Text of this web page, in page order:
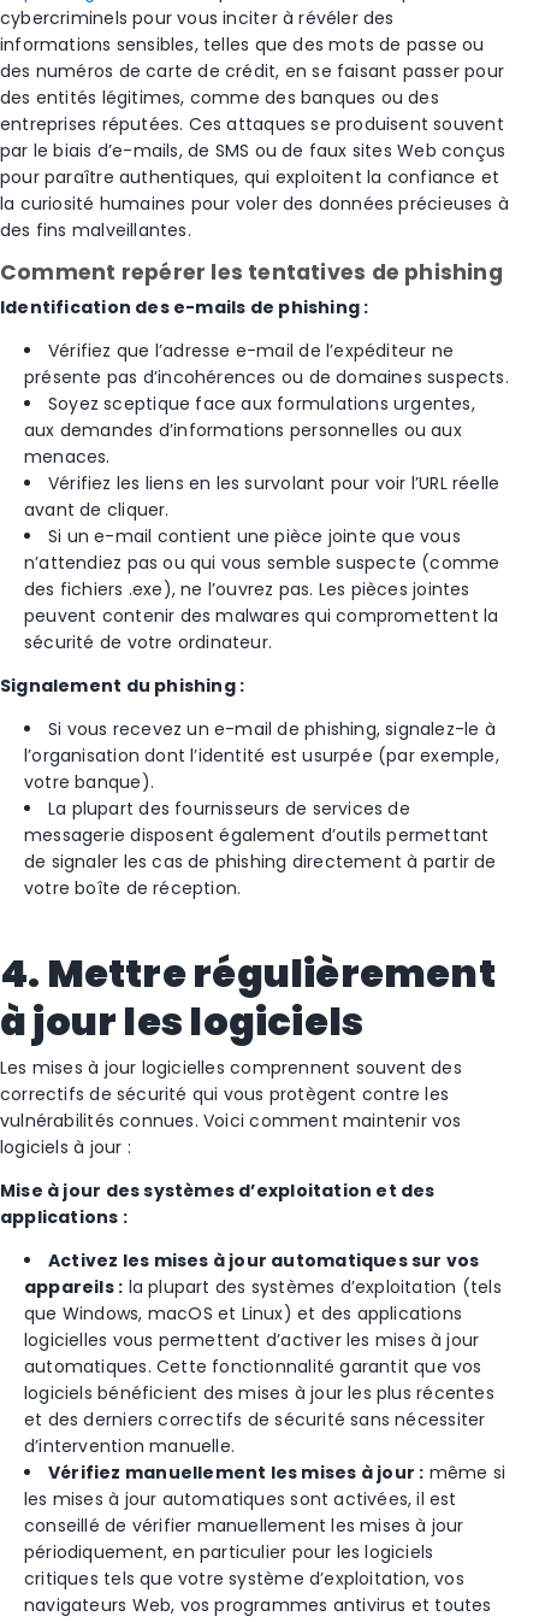
cybercriminels pour vous inciter à révéler des
informations sensibles, telles que des mots de passe ou
des numéros de carte de crédit, en se faisant passer pour
des entités légitimes, comme des banques ou des
entreprises réputées. Ces attaques se produisent souvent
par le biais d’e-mails, de SMS ou de faux sites Web conçus
pour paraître authentiques, qui exploitent la confiance et
la curiosité humaines pour voler des données précieuses à
des fins malveillantes.
Comment repérer les tentatives de phishing
Identification des e-mails de phishing :
Vérifiez que l’adresse e-mail de l’expéditeur ne
présente pas d’incohérences ou de domaines suspects.
Soyez sceptique face aux formulations urgentes,
aux demandes d’informations personnelles ou aux
menaces.
Vérifiez les liens en les survolant pour voir l’URL réelle
avant de cliquer.
Si un e-mail contient une pièce jointe que vous
n’attendiez pas ou qui vous semble suspecte (comme
des fichiers .exe), ne l’ouvrez pas. Les pièces jointes
peuvent contenir des malwares qui compromettent la
sécurité de votre ordinateur.
Signalement du phishing :
Si vous recevez un e-mail de phishing, signalez-le à
l’organisation dont l’identité est usurpée (par exemple,
votre banque).
La plupart des fournisseurs de services de
messagerie disposent également d’outils permettant
de signaler les cas de phishing directement à partir de
votre boîte de réception.
4. Mettre régulièrement
à jour les logiciels
Les mises à jour logicielles comprennent souvent des
correctifs de sécurité qui vous protègent contre les
vulnérabilités connues. Voici comment maintenir vos
logiciels à jour :
Mise à jour des systèmes d’exploitation et des
applications :
Activez les mises à jour automatiques sur vos
appareils : la plupart des systèmes d’exploitation (tels
que Windows, macOS et Linux) et des applications
logicielles vous permettent d’activer les mises à jour
automatiques. Cette fonctionnalité garantit que vos
logiciels bénéficient des mises à jour les plus récentes
et des derniers correctifs de sécurité sans nécessiter
d’intervention manuelle.
Vérifiez manuellement les mises à jour : même si
les mises à jour automatiques sont activées, il est
conseillé de vérifier manuellement les mises à jour
périodiquement, en particulier pour les logiciels
critiques tels que votre système d’exploitation, vos
navigateurs Web, vos programmes antivirus et toutes